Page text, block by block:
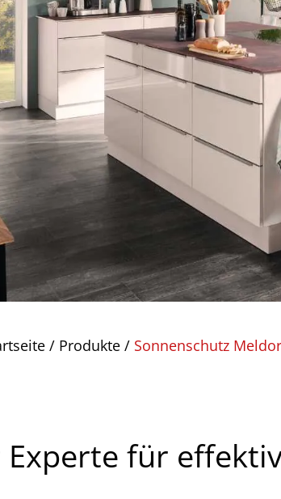
/ Produkte / Sonnenschutz
Experte für